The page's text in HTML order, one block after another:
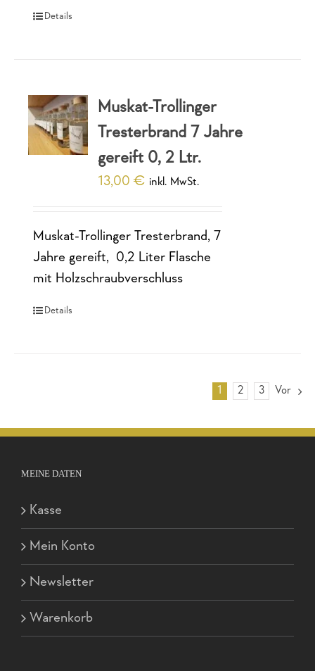
Details
Muskat-Trollinger
Tresterbrand 7 Jahre
gereift 0, 2 Ltr.
13,00€ inkl. MwSt.
Muskat-Trollinger Tresterbrand, 7
Jahre gereift, 0,2 Liter Flasche
mit Holzschraubverschluss
Details
1 2 3 Vor
MEINE DATEN
Kasse
Mein Konto
Newsletter
Warenkorb